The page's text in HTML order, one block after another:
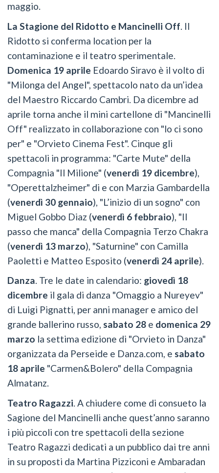
maggio.
La Stagione del Ridotto e Mancinelli Off. Il
Ridotto si conferma location per la
contaminazione e il teatro sperimentale.
Domenica 19 aprile Edoardo Siravo è il volto di
"Milonga del Angel", spettacolo nato da un’idea
del Maestro Riccardo Cambri. Da dicembre ad
aprile torna anche il mini cartellone di "Mancinelli
Off" realizzato in collaborazione con "lo ci sono
per" e "Orvieto Cinema Fest". Cinque gli
spettacoli in programma: "Carte Mute" della
Compagnia "Il Milione" (venerdì 19 dicembre),
"Operettalzheimer" di e con Marzia Gambardella
(venerdì 30 gennaio), "L’inizio di un sogno" con
Miguel Gobbo Diaz (venerdì 6 febbraio), "Il
passo che manca" della Compagnia Terzo Chakra
(venerdì 13 marzo), "Saturnine" con Camilla
Paoletti e Matteo Esposito (venerdì 24 aprile).
Danza. Tre le date in calendario: giovedì 18
dicembre il gala di danza "Omaggio a Nureyev"
di Luigi Pignatti, per anni manager e amico del
grande ballerino russo, sabato 28 e domenica 29
marzo la settima edizione di "Orvieto in Danza"
organizzata da Perseide e Danza.com, e sabato
18 aprile "Carmen&Bolero" della Compagnia
Almatanz.
Teatro Ragazzi. A chiudere come di consueto la
Sagione del Mancinelli anche quest’anno saranno
i più piccoli con tre spettacoli della sezione
Teatro Ragazzi dedicati a un pubblico dai tre anni
in su proposti da Martina Pizziconi e Ambaradan